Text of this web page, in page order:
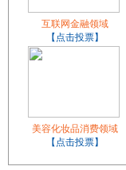
互联网金融领域
【点击投票】
美容化妆品消费领域
【点击投票】